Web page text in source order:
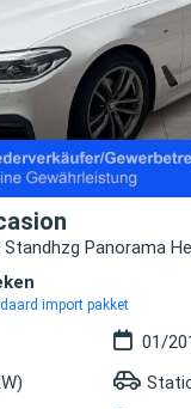
Panorama
import pakket
01/